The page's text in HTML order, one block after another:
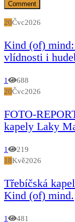
20Čvc2026
Kind (of)
vlídnosti i
1
688
20Čvc2026
FOTO-
kapely Laky
1
219
18Kvě2026
Třebíčská
Kind (of) mind.
1
481